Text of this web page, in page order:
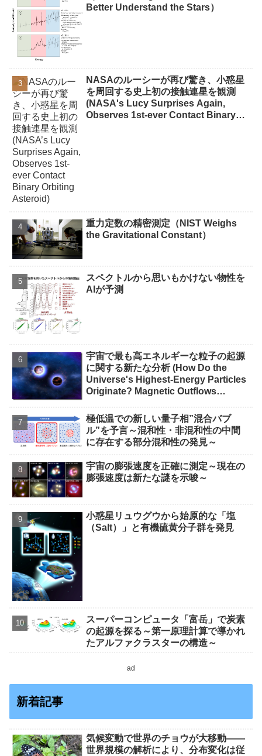
Better Understand the Stars）
NASAのルーシーが再び驚き、小惑星
を周回する史上初の接触連星を観測
(NASA's Lucy Surprises Again,
Observes 1st-ever Contact Binary
重力定数の精密測定（NIST Weighs
the Gravitational Constant）
スペクトルから思いもかけない物性を
AIが予測
宇宙で最も高エネルギーな粒子の起源
に関する新たな分析 (How Do the
Universe's Highest-Energy Particles
Originate? Magnetic Outflows
Analysis Concludes)
極低温での新しい量子相”混合バブ
ル”を予言～混和性・非混和性の中間
に存在する部分混和性の発見～
宇宙の膨張速度を正確に測定～現在の
膨張速度は新たな謎を示唆～
小惑星リュウグウから始原的な「塩
（Salt）」と有機硫黄分子群を発見
スーパーコンピュータ「富岳」で炭素
の起源を探る～第一原理計算で導かれ
たアルファクラスターの構造～
ad
新着記事
気候変動で世界のチョウが大移動――
世界規模の解析により、分布変化は従